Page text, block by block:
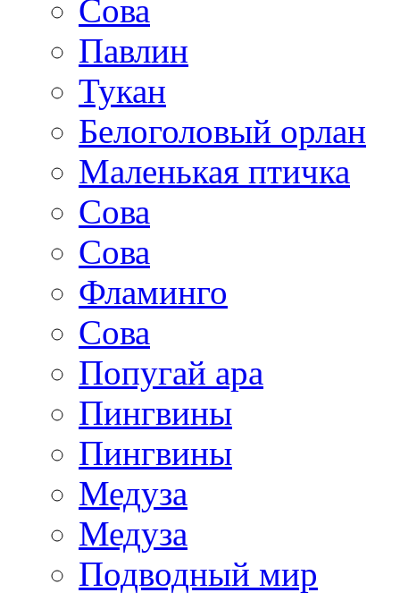
Сова
Павлин
Тукан
Белоголовый орлан
Маленькая птичка
Сова
Сова
Фламинго
Сова
Попугай ара
Пингвины
Пингвины
Медуза
Медуза
Подводный мир